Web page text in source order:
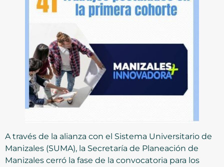
A través de la alianza con el Sistema Universitario de
Manizales (SUMA), la Secretaría de Planeación de
Manizales cerró la fase de la convocatoria para los